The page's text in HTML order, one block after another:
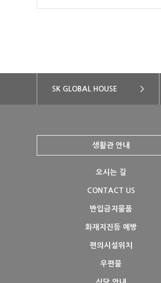
SK GLOBAL HOUSE >
생활관 안내
오시는 길
CONTACT US
반입금지물품
화재지진등 예방
편의시설위치
우편물